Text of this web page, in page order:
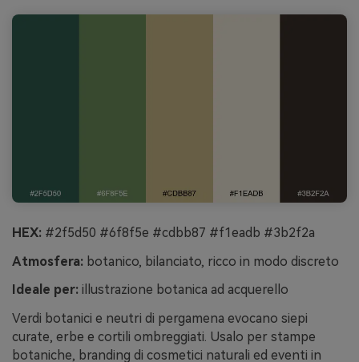
HEX: #2f5d50 #6f8f5e #cdbb87 #f1eadb #3b2f2a
Atmosfera: botanico, bilanciato, ricco in modo discreto
Ideale per: illustrazione botanica ad acquerello
Verdi botanici e neutri di pergamena evocano siepi
curate, erbe e cortili ombreggiati. Usalo per stampe
botaniche, branding di cosmetici naturali ed eventi in